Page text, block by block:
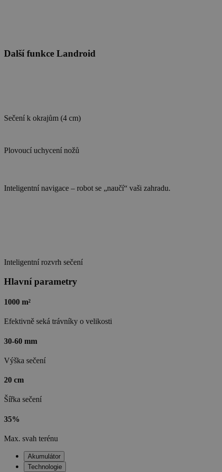
Další funkce Landroid
Sečení k okrajům (4 cm)
Plovoucí uchycení nožů
Inteligentní navigace – robot se „naučí“ vaši zahradu.
Inteligentní rozvrh sečení
Hlavní parametry
1000 m²
Efektivně seká trávníky o velikosti
30-60 mm
Výška sečení
20 cm
Šířka sečení
35%
Max. svah terénu
Akumulátor
Technologie